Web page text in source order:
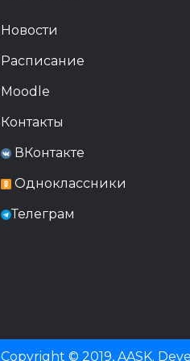
Новости
Расписание
Moodle
Контакты
ВКонтакте
Одноклассники
Телеграм
Copyright © 2019, AASK.